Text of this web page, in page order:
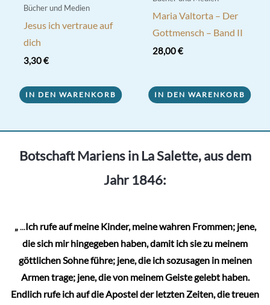
Bücher und Medien
Jesus ich vertraue auf
dich
3,30€
IN DEN WARENKORB
Maria Valtorta – Der
Gottmensch – Band II
28,00€
IN DEN WARENKORB
Botschaft Mariens in La Salette, aus dem
Jahr 1846:
„...Ich rufe auf meine Kinder, meine wahren Frommen; jene,
die sich mir hingegeben haben, damit ich sie zu meinem
göttlichen Sohne führe; jene, die ich sozusagen in meinen
Armen trage; jene, die von meinem Geiste gelebt haben.
Endlich rufe ich auf die Apostel der letzten Zeiten, die treuen